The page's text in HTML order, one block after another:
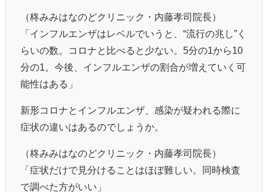
（柊みみはなのどクリニック・内藤孝司院長）
「インフルエンザはレベルでいうと、“流行の兆し”く
らいの数。コロナと比べると少ない。5分の1から10
分の1。今後、インフルエンザの割合が増えていく可
能性はある」
新形コロナとインフルエンザ、感染が疑われる際に
症状の違いはあるのでしょうか。
（柊みみはなのどクリニック・内藤孝司院長）
「症状だけで見分けることはほぼ難しい。同時検査
で調べた方がいい」